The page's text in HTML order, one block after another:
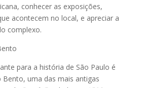
conhecer as exposições,
acontecem no local, e apreciar a
complexo.
para a história de São Paulo é
uma das mais antigas